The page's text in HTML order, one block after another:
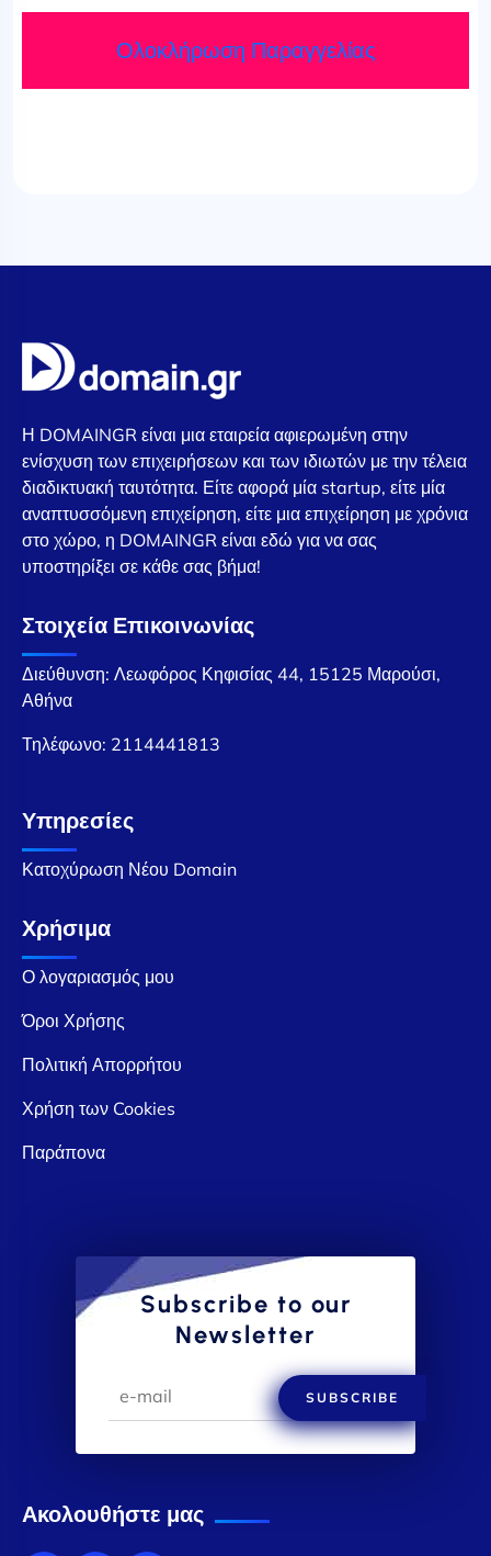
Ολοκλήρωση Παραγγελίας
Η DOMAINGR είναι μια εταιρεία αφιερωμένη στην
ενίσχυση των επιχειρήσεων και των ιδιωτών με την τέλεια
διαδικτυακή ταυτότητα. Είτε αφορά μία startup, είτε μία
αναπτυσσόμενη επιχείρηση, είτε μια επιχείρηση με χρόνια
στο χώρο, η DOMAINGR είναι εδώ για να σας
υποστηρίξει σε κάθε σας βήμα!
Στοιχεία Επικοινωνίας
Διεύθυνση: Λεωφόρος Κηφισίας 44, 15125 Μαρούσι,
Αθήνα
Τηλέφωνο: 2114441813
Υπηρεσίες
Κατοχύρωση Νέου Domain
Χρήσιμα
Ο λογαριασμός μου
Όροι Χρήσης
Πολιτική Απορρήτου
Χρήση των Cookies
Παράπονα
Subscribe to our
Newsletter
SUBSCRIBE
Ακολουθήστε μας